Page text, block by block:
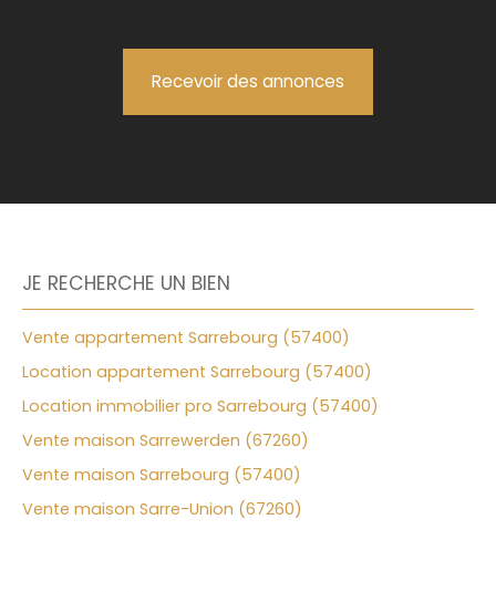
Recevoir des annonces
JE RECHERCHE UN BIEN
Vente appartement Sarrebourg (57400)
Location appartement Sarrebourg (57400)
Location immobilier pro Sarrebourg (57400)
Vente maison Sarrewerden (67260)
Vente maison Sarrebourg (57400)
Vente maison Sarre-Union (67260)